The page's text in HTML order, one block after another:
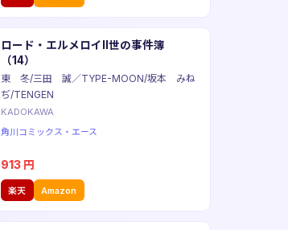
ロード・エルメロイII世の事件簿
（14）
東 冬/三田 誠／TYPE-MOON/坂本 みね
ぢ/TENGEN
KADOKAWA
角川コミックス・エース
913 円
楽天 Amazon